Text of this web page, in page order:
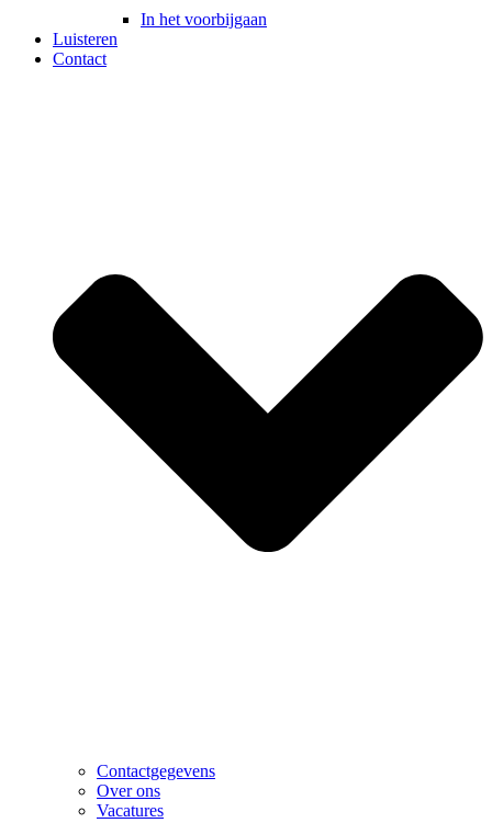
In het voorbijgaan
Luisteren
Contact
Contactgegevens
Over ons
Vacatures